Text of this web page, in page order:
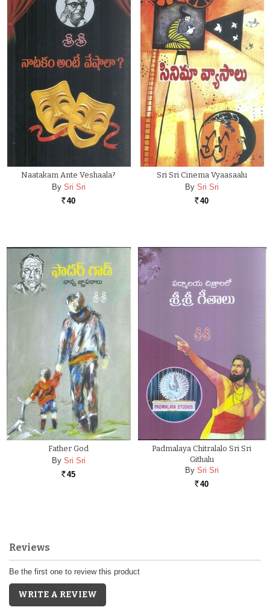
Naatakam Ante Veshaala?
By Sri Sri
Rs. 40
Sri Sri Cinema Vyaasaalu
By Sri Sri
Rs. 40
Father God
By Sri Sri
Rs. 45
Padmalaya Chitralalo Sri Sri
Githalu
By Sri Sri
Rs. 40
Reviews
Be the first one to review this product
WRITE A REVIEW